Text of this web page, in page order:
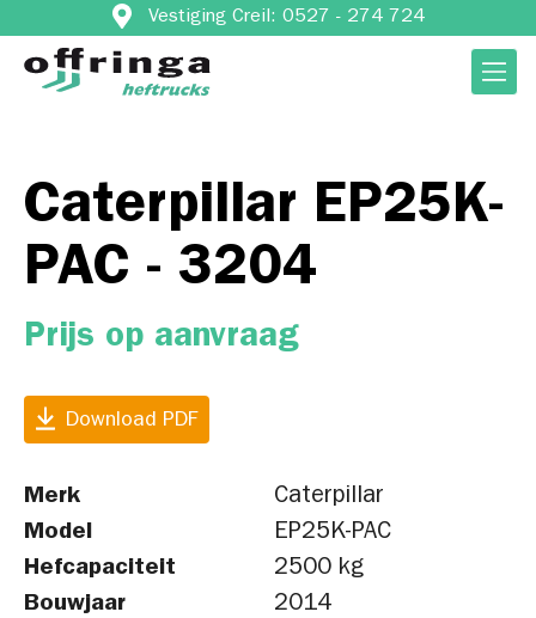
Vestiging Creil: 0527 - 274 724
Caterpillar EP25K-
PAC - 3204
Prijs op aanvraag
Download PDF
Merk
Caterpillar
Model
EP25K-PAC
Hefcapaciteit
2500 kg
Bouwjaar
2014